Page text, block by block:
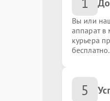
Замена кулера
Вы или
аппарат в
курьера
бесплатно.
5